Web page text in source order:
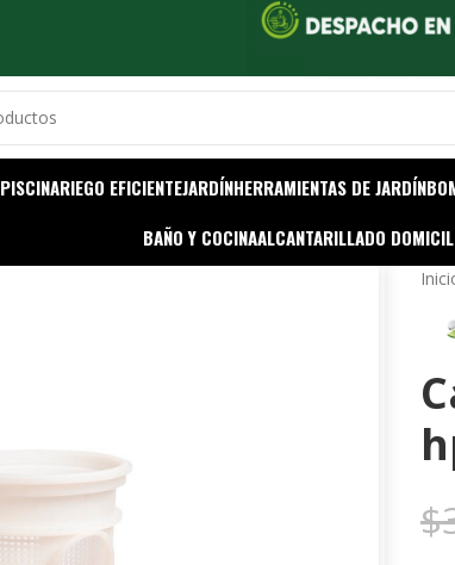
PISCINARIEGO EFICIENTEJARDÍNHERRAMIENTAS DE JARDÍN
BAÑO Y COCINAALCANTARILLADO
$